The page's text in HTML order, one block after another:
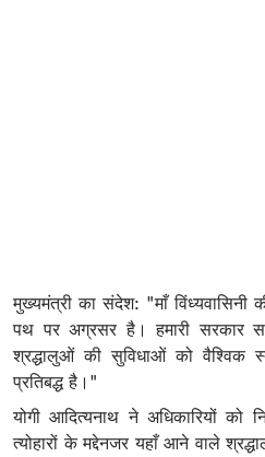
मुख्यमंत्री का संदेश: "माँ विंध्यवासिनी
पथ पर अग्रसर है। हमारी सरकार
श्रद्धालुओं की सुविधाओं को वैश्विक
प्रतिबद्ध है।"
योगी आदित्यनाथ ने अधिकारियों को
त्योहारों के मद्देनजर यहाँ आने वाले